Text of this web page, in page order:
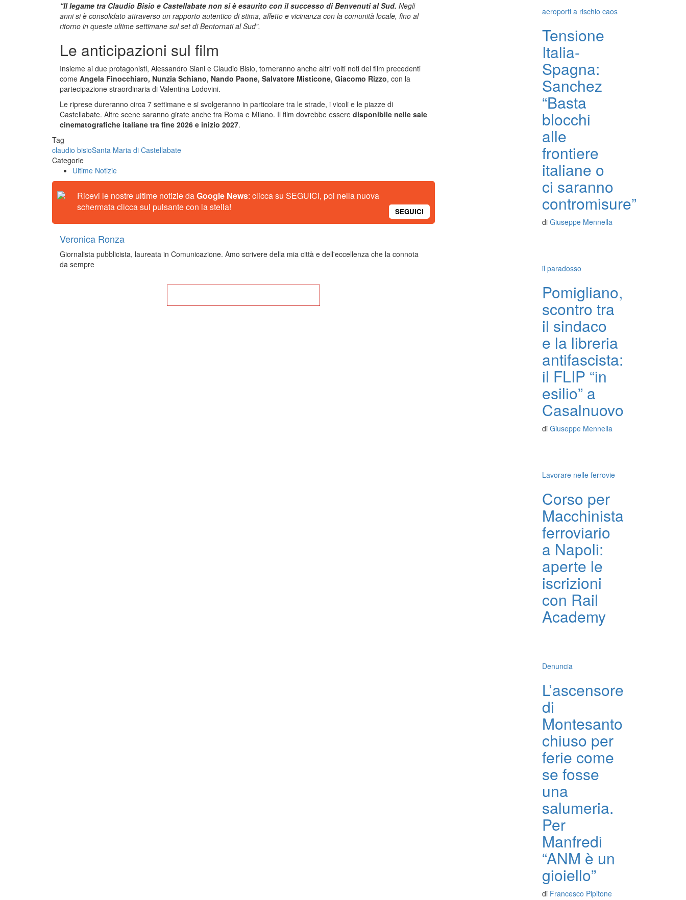
“Il legame tra Claudio Bisio e Castellabate non si è esaurito con il successo di Benvenuti al Sud. Negli
anni si è consolidato attraverso un rapporto autentico di stima, affetto e vicinanza con la comunità locale, fino al
ritorno in queste ultime settimane sul set di Bentornati al Sud”.
Le anticipazioni sul film
Insieme ai due protagonisti, Alessandro Siani e Claudio Bisio, torneranno anche altri volti noti dei film precedenti
come Angela Finocchiaro, Nunzia Schiano, Nando Paone, Salvatore Misticone, Giacomo Rizzo, con la
partecipazione straordinaria di Valentina Lodovini.
Le riprese dureranno circa 7 settimane e si svolgeranno in particolare tra le strade, i vicoli e le piazze di
Castellabate. Altre scene saranno girate anche tra Roma e Milano. Il film dovrebbe essere disponibile nelle sale
cinematografiche italiane tra fine 2026 e inizio 2027.
Tag
claudio bisioSanta Maria di Castellabate
Categorie
Ultime Notizie
Ricevi le nostre ultime notizie daGoogle News: clicca su SEGUICI, poi nella nuova
schermata clicca sul pulsante con la stella!
SEGUICI
Veronica Ronza
Giornalista pubblicista, laureata in Comunicazione. Amo scrivere della mia città e dell'eccellenza che la connota
da sempre
aeroporti a rischio caos
Tensione
Italia-
Spagna:
Sanchez
“Basta
blocchi
alle
frontiere
italiane o
ci saranno
contromisure”
di Giuseppe Mennella
il paradosso
Pomigliano,
scontro tra
il sindaco
e la libreria
antifascista:
il FLIP “in
esilio” a
Casalnuovo
di Giuseppe Mennella
Lavorare nelle ferrovie
Corso per
Macchinista
ferroviario
a Napoli:
aperte le
iscrizioni
con Rail
Academy
Denuncia
L’ascensore
di
Montesanto
chiuso per
ferie come
se fosse
una
salumeria.
Per
Manfredi
“ANM è un
gioiello”
di Francesco Pipitone